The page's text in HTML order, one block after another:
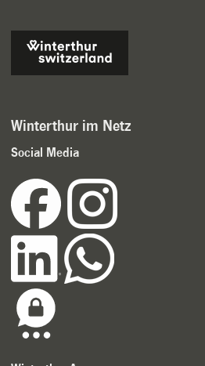
Winterthur im Netz
Social Media